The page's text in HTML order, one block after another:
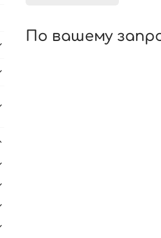
По вашему